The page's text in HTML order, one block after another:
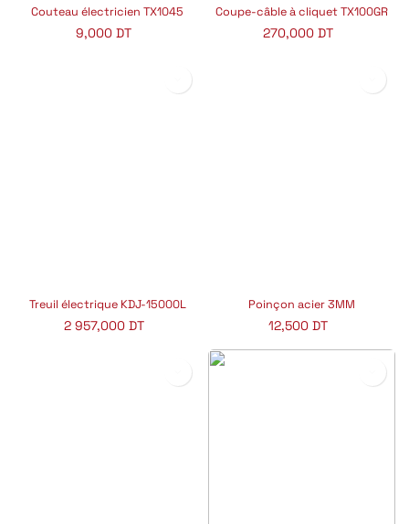
Couteau électricien TX1045
9,000 DT
Coupe-câble à cliquet TX100GR
270,000 DT
Treuil électrique KDJ-15000L
2 957,000DT
Poinçon acier 3MM
12,500 DT